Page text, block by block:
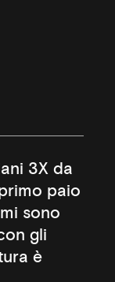
3X da
paio
sono
gli
è